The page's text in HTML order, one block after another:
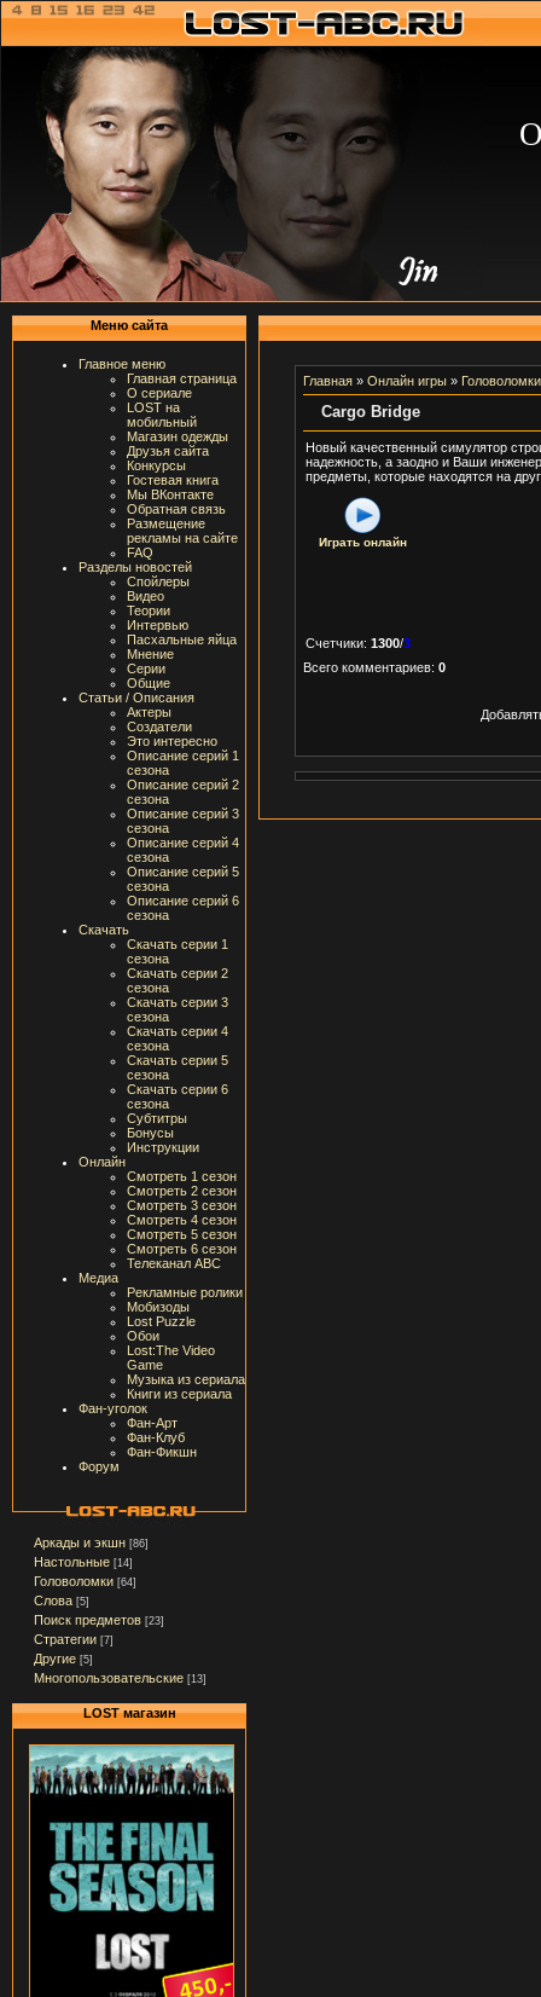
Меню сайта
Главное меню
Главная страница
О сериале
LOST на
мобильный
Магазин одежды
Друзья сайта
Конкурсы
Гостевая книга
Мы ВКонтакте
Обратная связь
Размещение
рекламы на сайте
FAQ
Разделы новостей
Спойлеры
Видео
Теории
Интервью
Пасхальные яйца
Мнение
Серии
Общие
Статьи / Описания
Актеры
Создатели
Это интересно
Описание серий 1
сезона
Описание серий 2
сезона
Описание серий 3
сезона
Описание серий 4
сезона
Описание серий 5
сезона
Описание серий 6
сезона
Скачать
Скачать серии 1
сезона
Скачать серии 2
сезона
Скачать серии 3
сезона
Скачать серии 4
сезона
Скачать серии 5
сезона
Скачать серии 6
сезона
Субтитры
Бонусы
Инструкции
Онлайн
Смотреть 1 сезон
Смотреть 2 сезон
Смотреть 3 сезон
Смотреть 4 сезон
Смотреть 5 сезон
Смотреть 6 сезон
Телеканал ABC
Медиа
Рекламные ролики
Мобизоды
Lost Puzzle
Обои
Lost:The Video
Game
Музыка из сериала
Книги из сериала
Фан-уголок
Фан-Арт
Фан-Клуб
Фан-Фикшн
Форум
Аркады и экшн [86]
Настольные [14]
Головоломки [64]
Слова [5]
Поиск предметов [23]
Стратегии [7]
Другие [5]
Многопользовательские [13]
LOST магазин
Главная » Онлайн игры » Головоломки
Cargo Bridge
Новый качественный симулятор
надежность, а заодно и Ваши
предметы, которые находятся на
Играть онлайн
Счетчики: 1300/3
Всего комментариев: 0